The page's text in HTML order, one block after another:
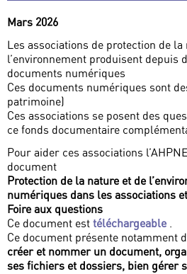
Mars 2026
Les associations de protection de la
l’environnement produisent depuis
documents numériques
Ces documents numériques sont
patrimoine)
Ces associations se posent des
ce fonds documentaire
Pour aider ces associations
document
Protection de la nature et de
numériques dans les associations
Foire aux questions
Ce document est téléchargeable .
Ce document présente notamment
créer et nommer un document,
ses fichiers et dossiers, bien gérer